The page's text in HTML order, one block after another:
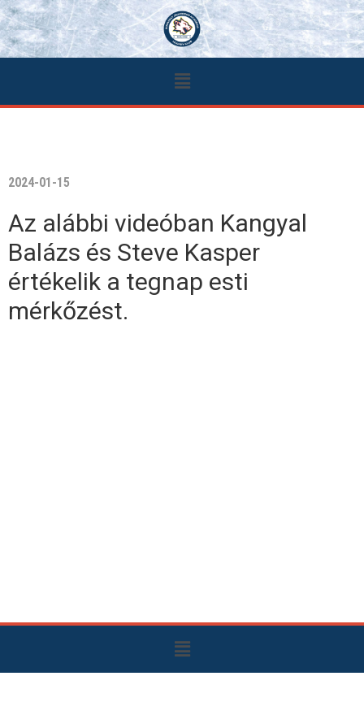
2024-01-15
Az alábbi videóban Kangyal
Balázs és Steve Kasper
értékelik a tegnap esti
mérkőzést.